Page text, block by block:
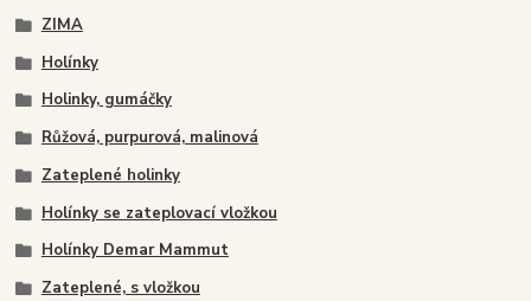
ZIMA
Holínky
Holinky, gumáčky
Růžová, purpurová, malinová
Zateplené holinky
Holínky se zateplovací vložkou
Holínky Demar Mammut
Zateplené, s vložkou